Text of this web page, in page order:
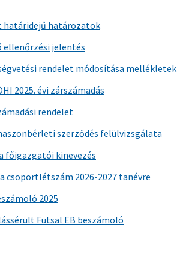
határidejű határozatok
ellenőrzési jelentés
rendelet módosítása
2025. évi zárszámadás
rendelet
szerződés felülvizsgálata
főigazgatói kinevezés
csoportlétszám 2026-2027 tanévre
2025
Futsal EB beszámoló